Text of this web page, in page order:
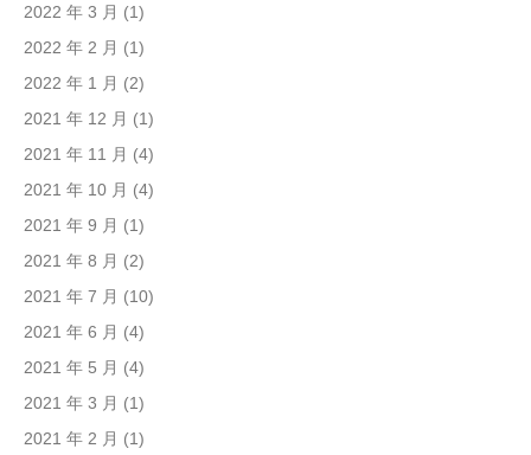
2022 年 3 月 (1)
2022 年 2 月 (1)
2022 年 1 月 (2)
2021 年 12 月 (1)
2021 年 11 月 (4)
2021 年 10 月 (4)
2021 年 9 月 (1)
2021 年 8 月 (2)
2021 年 7 月 (10)
2021 年 6 月 (4)
2021 年 5 月 (4)
2021 年 3 月 (1)
2021 年 2 月 (1)